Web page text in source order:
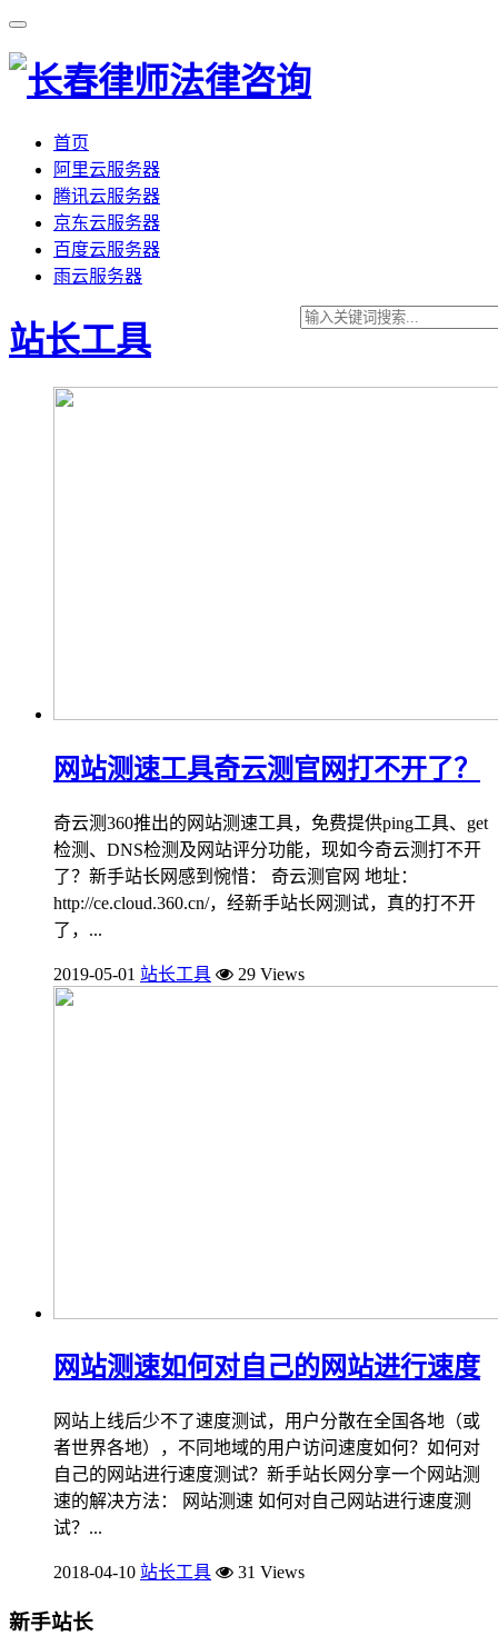
首页
阿里云服务器
腾讯云服务器
京东云服务器
百度云服务器
雨云服务器
站长工具
网站测速工具奇云测官网打不开了？
奇云测360推出的网站测速工具，免费提供ping工具、get
检测、DNS检测及网站评分功能，现如今奇云测打不开
了？新手站长网感到惋惜： 奇云测官网 地址：
http://ce.cloud.360.cn/，经新手站长网测试，真的打不开
了，...
2019-05-01 站长工具 29 Views
网站测速如何对自己的网站进行速度
网站上线后少不了速度测试，用户分散在全国各地（或
者世界各地），不同地域的用户访问速度如何？如何对
自己的网站进行速度测试？新手站长网分享一个网站测
速的解决方法： 网站测速 如何对自己网站进行速度测
试？...
2018-04-10 站长工具 31 Views
新手站长